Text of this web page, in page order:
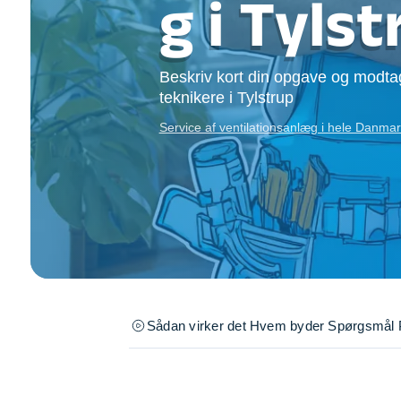
Opsætning af
Tømrer
Tunge løft
Underholdning
Se alle...
g i
Beskriv kort din opgave og
teknikere i Tylstrup
Service af ventilationsanlæg i hele
Sådan virker det Hvem byder Spørgsmål